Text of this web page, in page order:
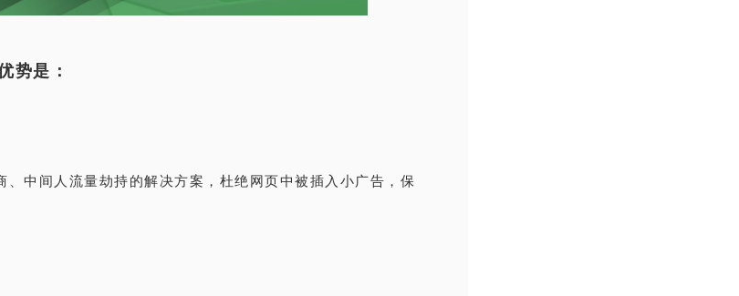
势是：
、中间人流量劫持的解决方案，杜绝网页中被插入小广告，保